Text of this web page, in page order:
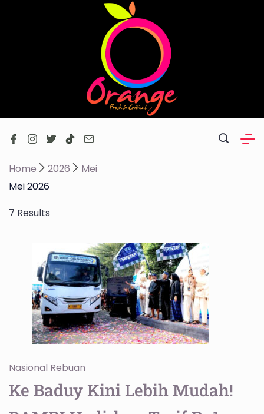
Home 2026
Mei
Mei 2026
7 Results
Nasional Rebuan
Ke Baduy Kini Lebih Mudah!